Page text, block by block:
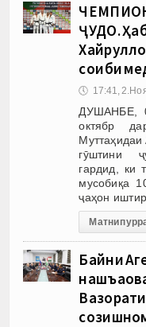
ҶУДО.
соҳиби
🕔 17:41,
ДУШАНБЕ,
октябр
гӯштини
гардид,
мусобиқа
ҷаҳон
Матни
Байни